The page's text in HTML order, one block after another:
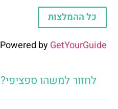
כל ההמלצות
Powered byGetYourGuide
לחזור למשהו ספציפי?